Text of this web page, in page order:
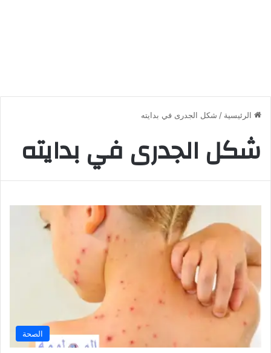
الرئيسية / شكل الجدرى في بدايته
شكل الجدرى في بدايته
الصحة